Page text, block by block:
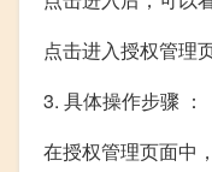
点击进入授权管理
3. 具体操作步骤 ：
在授权管理页面中